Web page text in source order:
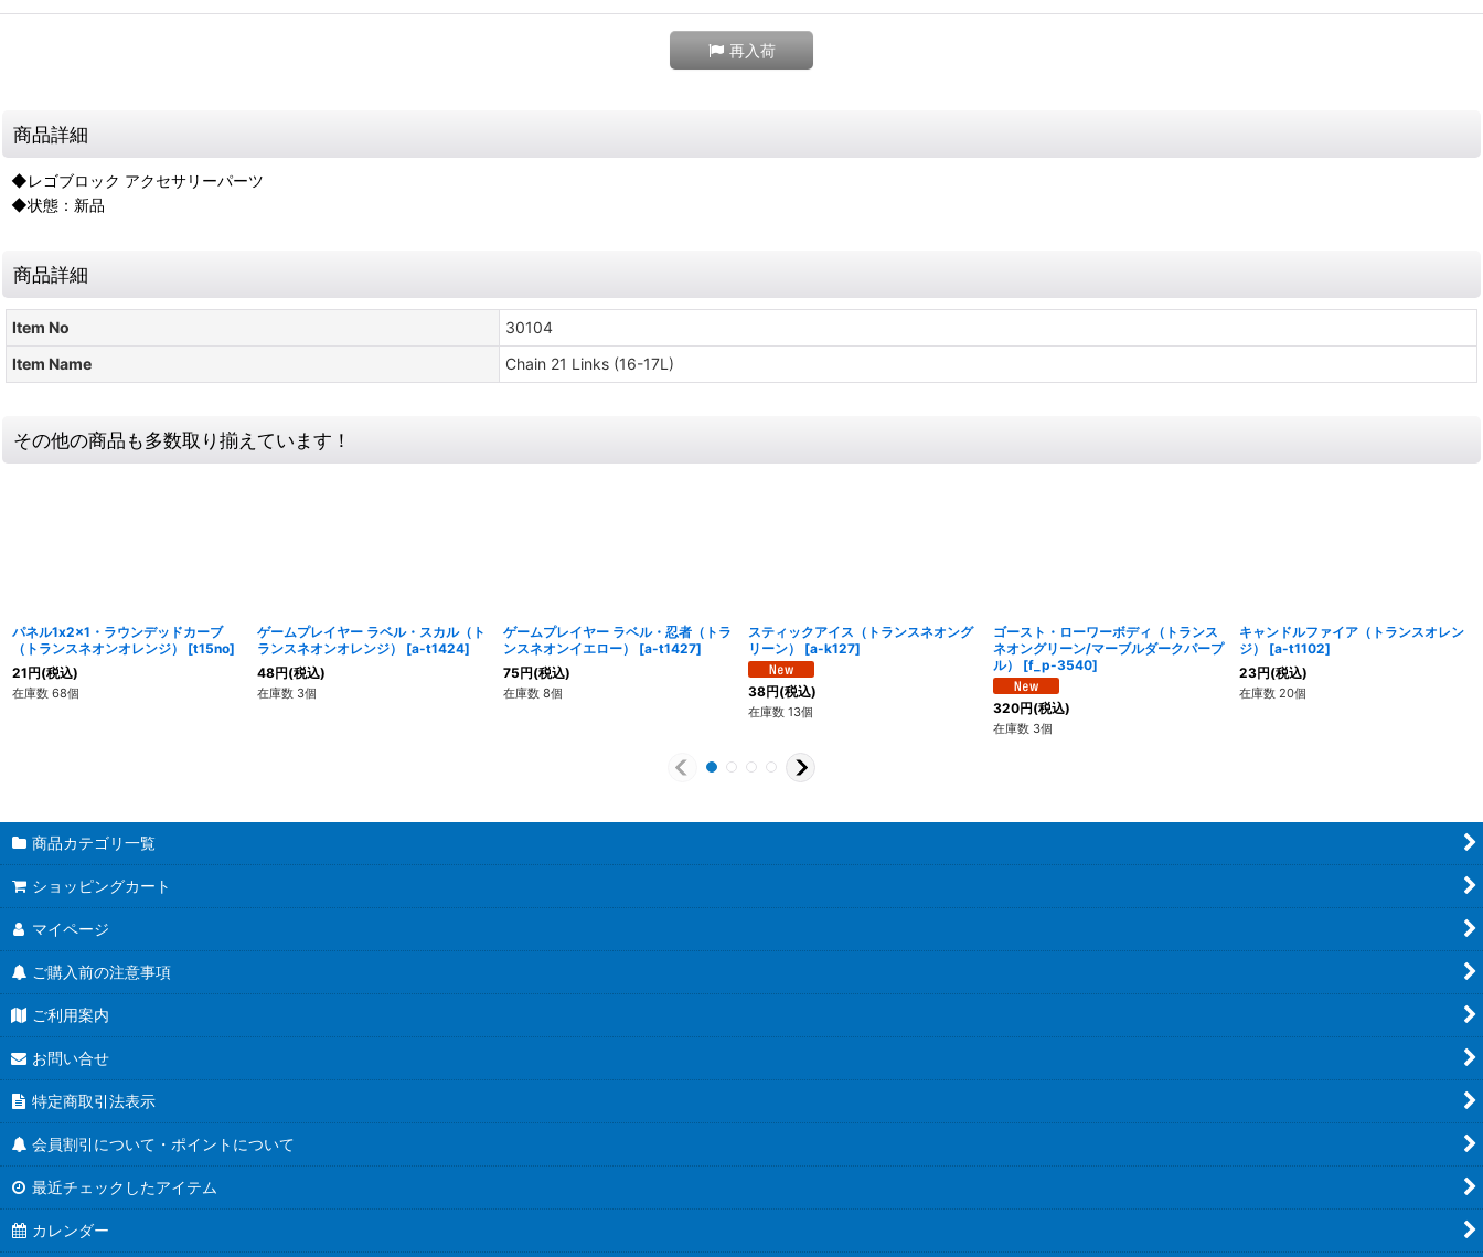
再入荷
商品詳細
◆レゴブロック アクセサリーパーツ
◆状態：新品
商品詳細
Item No
30104
Item Name
Chain 21 Links (16-17L)
その他の商品も多数取り揃えています！
パネル1x2x1・ラウンデッドカーブ
（トランスネオンオレンジ）
[t15no]
21円(税込)
在庫数 68個
ゲームプレイヤー ラベル・スカル（ト
ランスネオンオレンジ）
[a-t1424]
48円(税込)
在庫数 3個
ゲームプレイヤー ラベル・忍者（トラ
ンスネオンイエロー）
[a-t1427]
75円(税込)
在庫数 8個
スティックアイス（トランスネオング
リーン）
[a-k127]
38円(税込)
在庫数 13個
ゴースト・ローワーボディ（トランス
ネオングリーン/マーブルダークパープ
ル）
[f_p-3540]
320円(税込)
在庫数 3個
キャンドルファイア（トランスオレン
ジ）
[a-t1102]
23円(税込)
在庫数 20個
商品カテゴリ一覧
ショッピングカート
マイページ
ご購入前の注意事項
ご利用案内
お問い合せ
特定商取引法表示
会員割引について・ポイントについて
最近チェックしたアイテム
カレンダー